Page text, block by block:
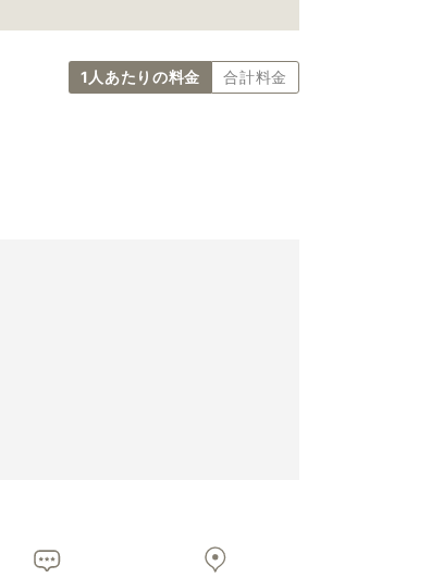
1人あたりの料金 合計料金